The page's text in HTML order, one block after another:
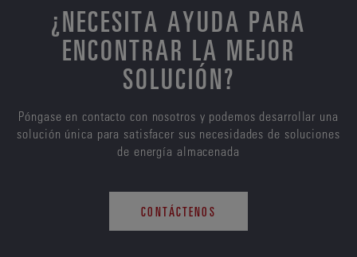
¿NECESITA AYUDA PARA
ENCONTRAR LA MEJOR
SOLUCIÓN?
Póngase en contacto con nosotros y podemos desarrollar una
solución única para satisfacer sus necesidades de soluciones
de energía almacenada
CONTÁCTENOS